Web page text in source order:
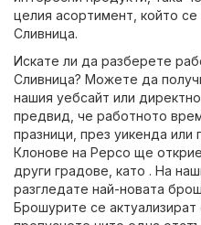
целия асортимент, който
Сливница.
Искате ли да разберете
Сливница? Можете да
нашия уебсайт или
предвид, че работното
празници, през уикенда или
Клонове на Pepco ще
други градове, като . На
разгледате най-новата
Брошурите се